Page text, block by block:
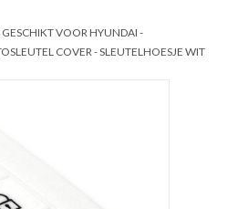
VOOR HYUNDAI -
COVER - SLEUTELHOESJE WIT